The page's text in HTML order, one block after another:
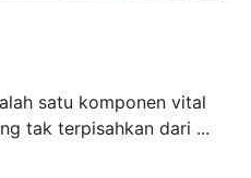
satu komponen vital
tak terpisahkan dari ...